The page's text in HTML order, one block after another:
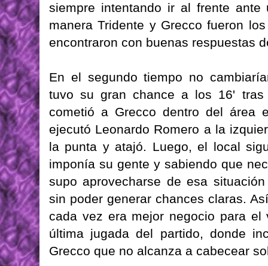
siempre intentando ir al frente
manera Tridente y Grecco fueron
encontraron con buenas respuestas
En el segundo tiempo no
tuvo su gran chance a los 16'
cometió a Grecco dentro del área
ejecutó Leonardo Romero a la
la punta y atajó. Luego, el local
imponía su gente y sabiendo que
supo aprovecharse de esa
sin poder generar chances claras.
cada vez era mejor negocio para
última jugada del partido, donde
Grecco que no alcanza a cabecear